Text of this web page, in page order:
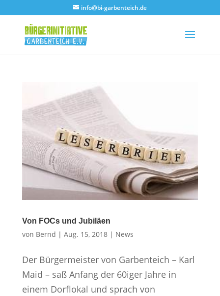
info@bi-garbenteich.de
Von FOCs und Jubiläen
von Bernd | Aug. 15, 2018| News
Der Bürgermeister von Garbenteich – Karl
Maid – saß Anfang der 60iger Jahre in
einem Dorflokal und sprach von